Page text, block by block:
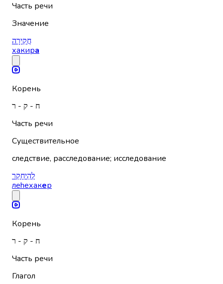
Часть речи
Значение
חֲקִירָה
хакира
Корень
ח - ק - ר
Часть речи
Существительное
следствие, расследование; исследование
לְהֵיחָקֵר
леhехакер
Корень
ח - ק - ר
Часть речи
Глагол